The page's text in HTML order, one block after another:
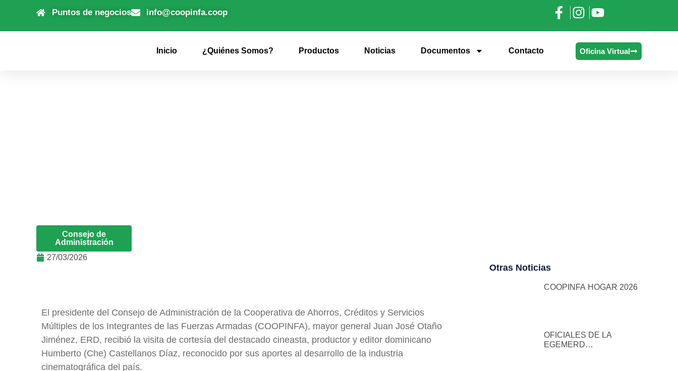
Puntos de negocios info@coopinfa.coop
Inicio ¿Quiénes Somos? Productos Noticias Documentos Contacto Oficina Virtual
Consejo de
Administración
27/03/2026
El presidente del Consejo de Administración de la Cooperativa de Ahorros, Créditos y Servicios
Múltiples de los Integrantes de las Fuerzas Armadas (COOPINFA), mayor general Juan José Otaño
Jiménez, ERD, recibió la visita de cortesía del destacado cineasta, productor y editor dominicano
Humberto (Che) Castellanos Díaz, reconocido por sus aportes al desarrollo de la industria
cinematográfica del país.
Otras Noticias
COOPINFA HOGAR 2026
OFICIALES DE LA
EGEMERD